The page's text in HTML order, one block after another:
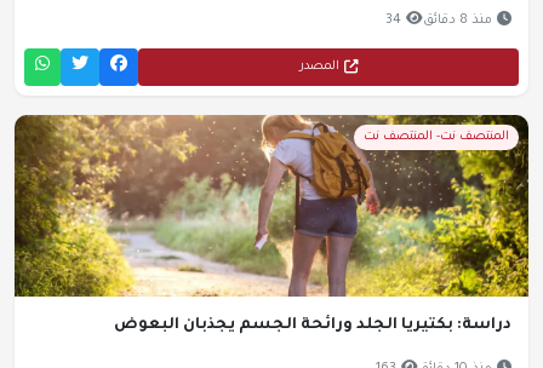
منذ 8 دقائق 34
المصدر
المنتصف نت- المنتصف نت
دراسة: بكتيريا الجلد ورائحة الجسم يجذبان البعوض